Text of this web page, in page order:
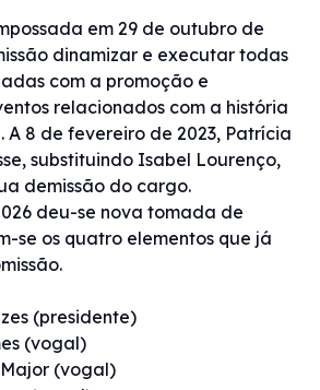
em 29 de outubro de
dinamizar e executar todas
com a promoção e
relacionados com a história
8 de fevereiro de 2023, Patrícia
substituindo Isabel Lourenço,
demissão do cargo.
deu-se nova tomada de
se os quatro elementos que já
(presidente)
(vogal)
(vogal)